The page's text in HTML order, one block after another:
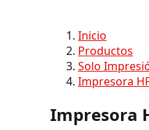
Inicio
Productos
Solo
Impresora
Impresora